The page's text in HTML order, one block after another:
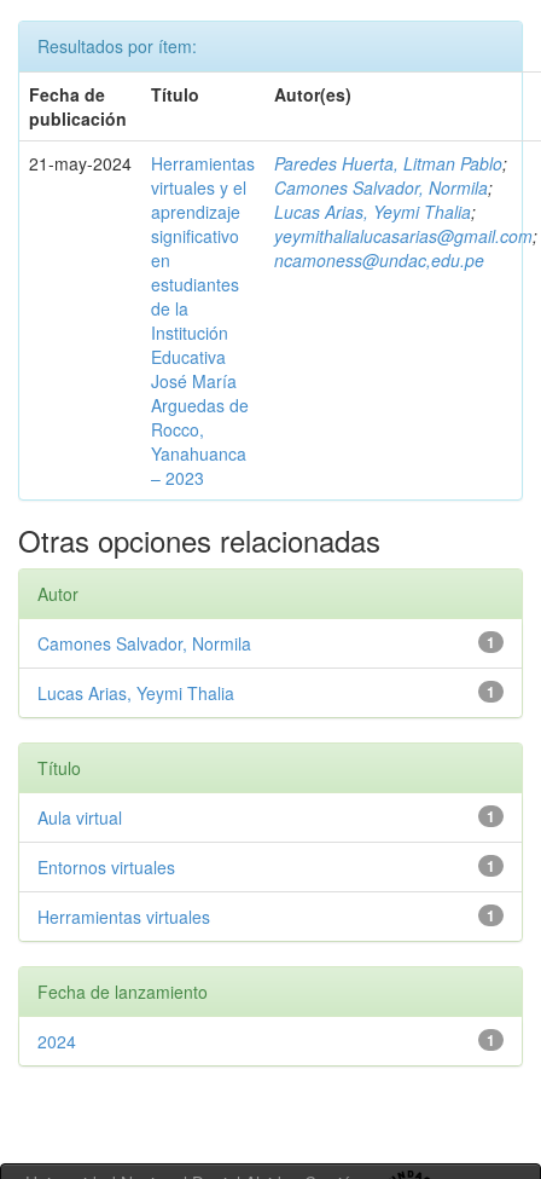
Resultados por ítem:
Fecha de
publicación
Título Autor(es)
21-may-2024
Herramientas
virtuales y el
aprendizaje
significativo
en
estudiantes
de la
Institución
Educativa
José María
Arguedas de
Rocco,
Yanahuanca
– 2023
Paredes Huerta, Litman Pablo;
Camones Salvador, Normila;
Lucas Arias, Yeymi Thalia;
yeymithalialucasarias@gmail.com;
ncamoness@undac,edu.pe
Otras opciones relacionadas
Autor
1
Camones Salvador, Normila
1
Lucas Arias, Yeymi Thalia
Título
1
Aula virtual
1
Entornos virtuales
1
Herramientas virtuales
Fecha de lanzamiento
1
2024